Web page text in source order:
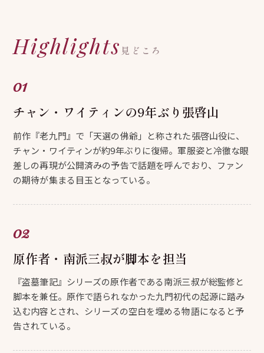
Highlights 見どころ
チャン・ワイティンの9年ぶり張啓山
前作『老九門』で「天選の佛爺」と称された張啓山役に、
チャン・ワイティンが約9年ぶりに復帰。軍服姿と冷徹な眼
差しの再現が公開済みの予告で話題を呼んでおり、ファン
の期待が集まる目玉となっている。
原作者・南派三叔が脚本を担当
『盗墓筆記』シリーズの原作者である南派三叔が総監修と
脚本を兼任。原作で語られなかった九門初代の起源に踏み
込む内容とされ、シリーズの空白を埋める物語になると予
告されている。